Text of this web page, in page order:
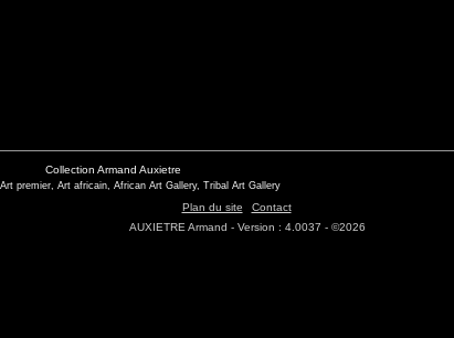
Collection Armand Auxietre
premier, Art africain, African Art Gallery, Tribal Art Gallery
Plan du site
Contact
AUXIETRE Armand - Version : 4.0037 - ©2026